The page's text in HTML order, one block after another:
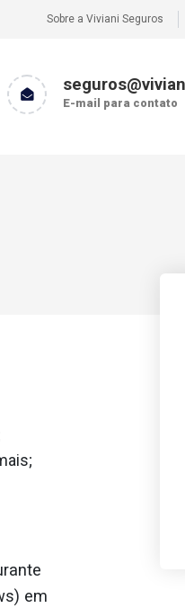
Sobre a Viviani Seguros
E-mail para contato
em